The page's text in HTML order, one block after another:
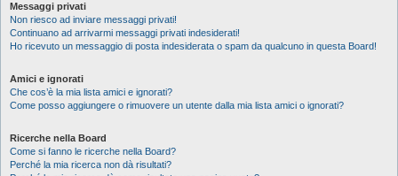
Messaggi privati
Non riesco ad inviare messaggi privati!
Continuano ad arrivarmi messaggi privati indesiderati!
Ho ricevuto un messaggio di posta indesiderata o spam da qualcuno in questa Board!
Amici e ignorati
Che cos’è la mia lista amici e ignorati?
Come posso aggiungere o rimuovere un utente dalla mia lista amici o ignorati?
Ricerche nella Board
Come si fanno le ricerche nella Board?
Perché la mia ricerca non dà risultati?